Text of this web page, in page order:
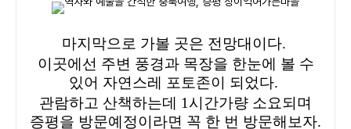
마지막으로 가볼 곳은 전망대이다.
이곳에선 주변 풍경과 목장을 한눈에 볼 수
있어 자연스레 포토존이 되었다.
관람하고 산책하는데 1시간가량 소요되며
증평을 방문예정이라면 꼭 한 번 방문해보자.